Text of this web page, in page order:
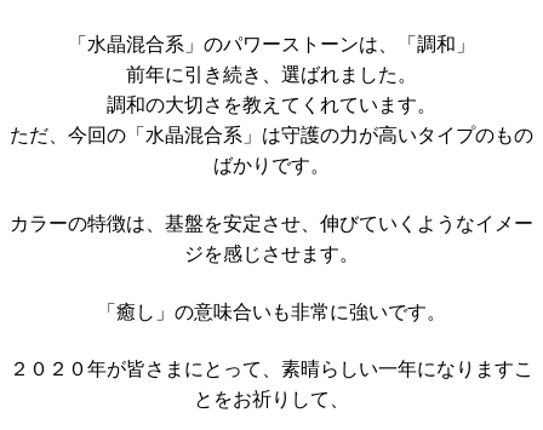
「水晶混合系」のパワーストーンは、「調和」
前年に引き続き、選ばれました。
調和の大切さを教えてくれています。
ただ、今回の「水晶混合系」は守護の力が高いタイプのもの
ばかりです。
カラーの特徴は、基盤を安定させ、伸びていくようなイメー
ジを感じさせます。
「癒し」の意味合いも非常に強いです。
２０２０年が皆さまにとって、素晴らしい一年になりますこ
とをお祈りして、